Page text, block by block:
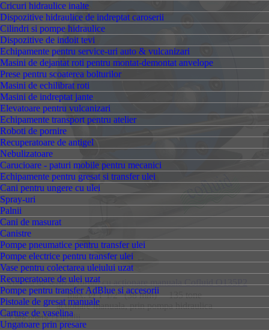
Cricuri hidraulice inalte
Dispozitive hidraulice de indreptat caroserii
Cilindri si pompe hidraulice
Dispozitive de indoit tevi
Echipamente pentru service-uri auto & vulcanizari
Masini de dejantat roti pentru montat-demontat anvelope
Prese pentru scoaterea bolturilor
Masini de echilibrat roti
Masini de indreptat jante
Elevatoare pentru vulcanizari
Echipamente transport pentru atelier
Roboti de pornire
Recuperatoare de antigel
Nebulizatoare
Carucioare - paturi mobile pentru mecanici
Echipamente pentru gresat si transfer ulei
Cani pentru ungere cu ulei
Spray-uri
Palnii
Cani de masurat
Canistre
Pompe pneumatice pentru transfer ulei
Pompe electrice pentru transfer ulei
Vase pentru colectarea uleiului uzat
Recuperatoare de ulei uzat
Pompe pentru transfer AdBlue si accesorii
Pistoale de gresat manuale
Cartuse de vaselina
Ungatoare prin presare
Masina de sertizat furtun cu actionare manuala Cofluid O135P2
max. Ø 1-1/2” (38 mm) – 135 tone
actionare manuala, prin pompa hidraulica
Detalii